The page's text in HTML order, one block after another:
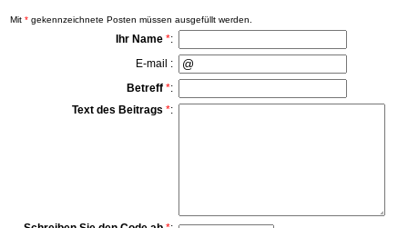
Mit * gekennzeichnete Posten müssen ausgefüllt werden.
Ihr Name *:
E-mail :
Betreff *:
Text des Beitrags *: